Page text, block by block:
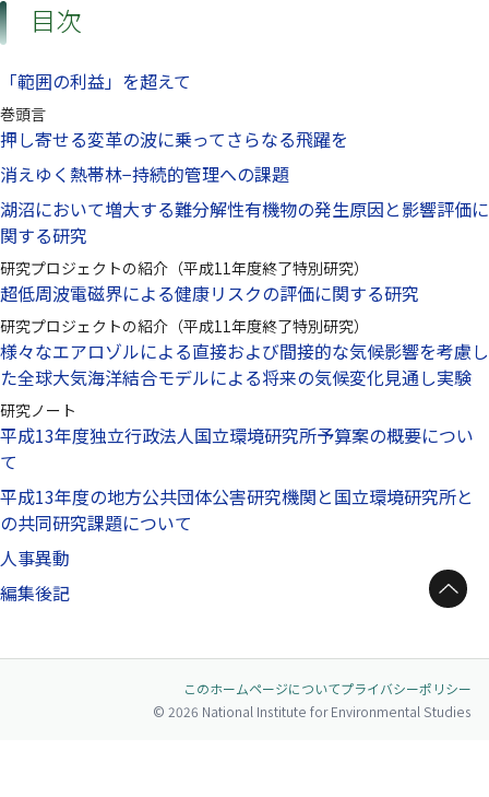
目次
「範囲の利益」を超えて
巻頭言
押し寄せる変革の波に乗ってさらなる飛躍を
消えゆく熱帯林−持続的管理への課題
湖沼において増大する難分解性有機物の発生原因と影響評価に
関する研究
研究プロジェクトの紹介（平成11年度終了特別研究）
超低周波電磁界による健康リスクの評価に関する研究
研究プロジェクトの紹介（平成11年度終了特別研究）
様々なエアロゾルによる直接および間接的な気候影響を考慮し
た全球大気海洋結合モデルによる将来の気候変化見通し実験
研究ノート
平成13年度独立行政法人国立環境研究所予算案の概要につい
て
平成13年度の地方公共団体公害研究機関と国立環境研究所と
の共同研究課題について
人事異動
編集後記
ページトップへ
このホームページについてプライバシーポリシー
© 2026 National Institute for Environmental Studies